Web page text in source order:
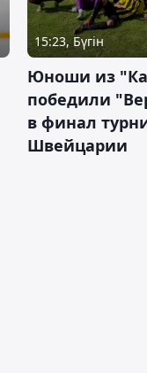
15:23, Бүгін
Юноши из
победили
в финал
Швейцарии